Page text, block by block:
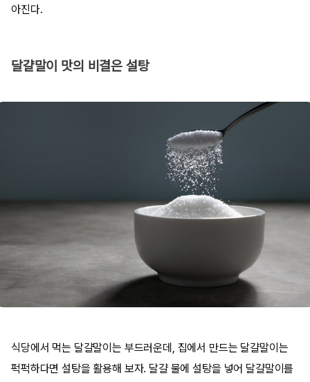
아진다.
달걀말이 맛의 비결은 설탕
식당에서 먹는 달걀말이는 부드러운데, 집에서 만드는 달걀말이는
퍽퍽하다면 설탕을 활용해 보자. 달걀 물에 설탕을 넣어 달걀말이를